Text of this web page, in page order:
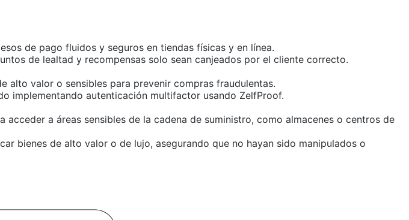
de pago fluidos y seguros en tiendas físicas y en línea.
de lealtad y recompensas solo sean canjeados por el cliente correcto.
alto valor o sensibles para prevenir compras fraudulentas.
implementando autenticación multifactor usando ZelfProof.
acceder a áreas sensibles de la cadena de suministro, como almacenes o centros de
bienes de alto valor o de lujo, asegurando que no hayan sido manipulados o